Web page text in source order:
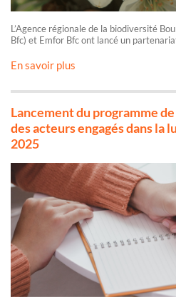
L’Agence régionale de la biodiversité
Bfc) et Emfor Bfc ont lancé un
En savoir plus
Lancement du programme
des acteurs engagés dans
2025